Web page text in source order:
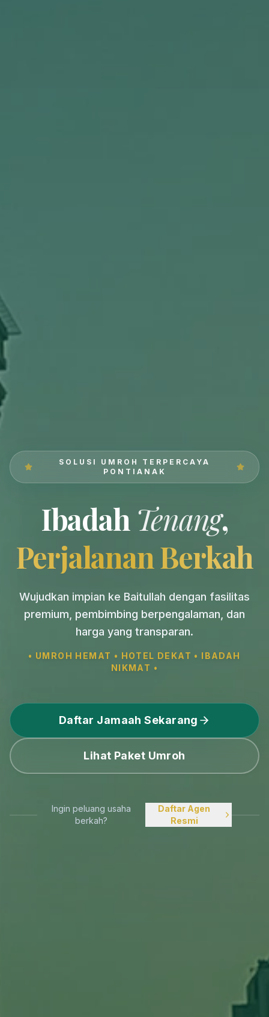
SOLUSI UMROH TERPERCAYA
PONTIANAK
Ibadah Tenang,
Perjalanan Berkah
Wujudkan impian ke Baitullah dengan fasilitas
premium, pembimbing berpengalaman, dan
harga yang transparan.
• UMROH HEMAT • HOTEL DEKAT • IBADAH
NIKMAT •
Daftar Jamaah Sekarang
Lihat Paket Umroh
Ingin peluang usaha
berkah?
Daftar Agen
Resmi